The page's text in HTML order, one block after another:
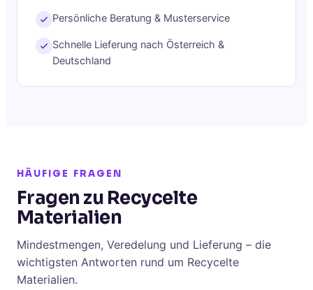
Persönliche Beratung & Musterservice
Schnelle Lieferung nach Österreich &
Deutschland
HÄUFIGE FRAGEN
Fragen zu Recycelte
Materialien
Mindestmengen, Veredelung und Lieferung – die
wichtigsten Antworten rund um Recycelte
Materialien.